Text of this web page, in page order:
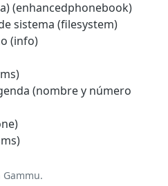
(enhancedphonebook)
sistema (filesystem)
(info)
(nombre y número